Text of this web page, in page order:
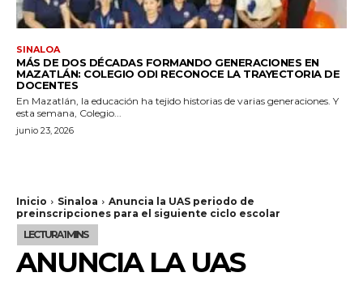
SINALOA
MÁS DE DOS DÉCADAS FORMANDO GENERACIONES EN
MAZATLÁN: COLEGIO ODI RECONOCE LA TRAYECTORIA DE
DOCENTES
En Mazatlán, la educación ha tejido historias de varias generaciones. Y
esta semana, Colegio...
junio 23, 2026